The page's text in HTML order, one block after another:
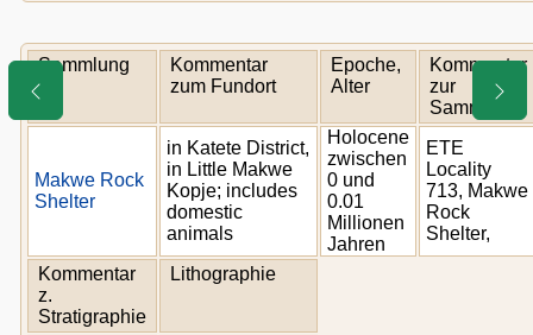
Sammlung
Kommentar
zum Fundort
Epoche,
Alter
Kommentar
zur
Sammlung
Makwe Rock
Shelter
in Katete District,
in Little Makwe
Kopje; includes
domestic
animals
Holocene
zwischen
0 und
0.01
Millionen
Jahren
ETE
Locality
713, Makwe
Rock
Shelter,
Kommentar
z.
Stratigraphie
Lithographie